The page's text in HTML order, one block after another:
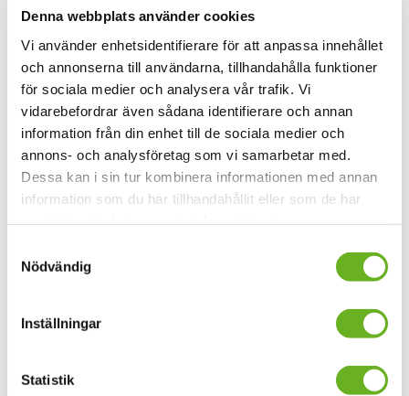
Denna webbplats använder cookies
Vi använder enhetsidentifierare för att anpassa innehållet
och annonserna till användarna, tillhandahålla funktioner
för sociala medier och analysera vår trafik. Vi
vidarebefordrar även sådana identifierare och annan
information från din enhet till de sociala medier och
annons- och analysföretag som vi samarbetar med.
Dessa kan i sin tur kombinera informationen med annan
information som du har tillhandahållit eller som de har
Nödvändig
Inställningar
Statistik
research
SKH Play channel – here you can watch movies made by
the students at SKH
X Position
Read about X Position
VIS – Nordic Journal for Artistic